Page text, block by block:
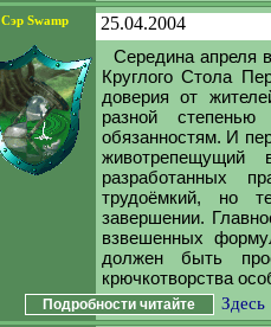
Сэр Swamp
25.04.2004
Середина апреля
Круглого Стола
доверия от
разной
обязанностям. И
разработанных
трудоёмкий, но
завершении.
взвешенных
должен быть
крючкотворства
Подробности читайте Здесь